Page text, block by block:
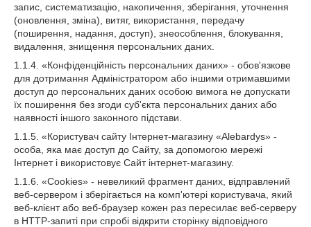
запис, систематизацію, накопичення, зберігання, уточнення
(оновлення, зміна), витяг, використання, передачу
(поширення, надання, доступ), знеособлення, блокування,
видалення, знищення персональних даних.
1.1.4. «Конфіденційність персональних даних» - обов'язкове
для дотримання Адміністратором або іншими отримавшими
доступ до персональних даних особою вимога не допускати
їх поширення без згоди суб'єкта персональних даних або
наявності іншого законного підстави.
1.1.5. «Користувач сайту Інтернет-магазину «Alebardys» -
особа, яка має доступ до Сайту, за допомогою мережі
Інтернет і використовує Сайт інтернет-магазину.
1.1.6. «Cookies» - невеликий фрагмент даних, відправлений
веб-сервером і зберігається на комп'ютері користувача, який
веб-клієнт або веб-браузер кожен раз пересилає веб-серверу
в HTTP-запиті при спробі відкрити сторінку відповідного